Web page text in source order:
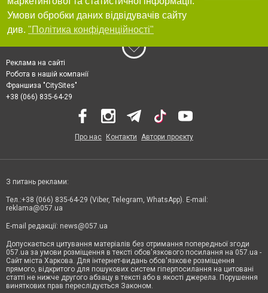
Умови обробки даних відвідувачів сайту
див. "Політика конфіденційності"
Реклама на сайті
Робота в нашій компанії
Франшиза "CitySites"
+38 (066) 835-64-29
Про нас Контакти Автори проєкту
З питань реклами:
Тел.:+38 (066) 835-64-29 (Viber, Telegram, WhatsApp). E-mail:
reklama@057.ua
E-mail редакції: news@057.ua
Допускається цитування матеріалів без отримання попередньої згоди
057.ua за умови розміщення в тексті обов'язкового посилання на 057.ua -
Сайт міста Харкова. Для інтернет-видань обов'язкове розміщення
прямого, відкритого для пошукових систем гіперпосилання на цитовані
статті не нижче другого абзацу в тексті або в якості джерела. Порушення
виняткових прав переслідується Законом.